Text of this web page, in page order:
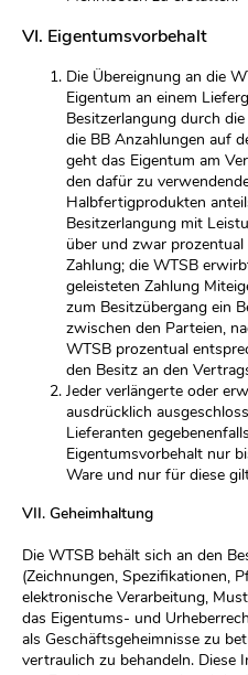
VI. Eigentumsvorbehalt
Die Übereignung an die
Eigentum an einem
Besitzerlangung durch
die BB Anzahlungen auf
geht das Eigentum am
den dafür zu
Halbfertigprodukten
Besitzerlangung mit
über und zwar
Zahlung; die WTSB
geleisteten Zahlung
zum Besitzübergang ein
zwischen den Parteien,
WTSB prozentual
den Besitz an den
Jeder verlängerte oder
ausdrücklich
Lieferanten
Eigentumsvorbehalt nur
Ware und nur für diese
VII. Geheimhaltung
Die WTSB behält sich an den
(Zeichnungen, Spezifikationen,
elektronische Verarbeitung,
das Eigentums- und
als Geschäftsgeheimnisse zu
vertraulich zu behandeln. Diese